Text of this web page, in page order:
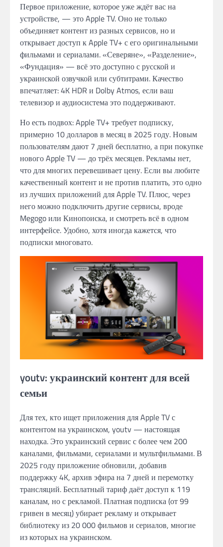
Первое приложение, которое уже ждёт вас на
устройстве, — это Apple TV. Оно не только
объединяет контент из разных сервисов, но и
открывает доступ к Apple TV+ с его оригинальными
фильмами и сериалами. «Северяне», «Разделение»,
«Фундация» — всё это доступно с русской и
украинской озвучкой или субтитрами. Качество
впечатляет: 4K HDR и Dolby Atmos, если ваш
телевизор и аудиосистема это поддерживают.
Но есть подвох: Apple TV+ требует подписку,
примерно 10 долларов в месяц в 2025 году. Новым
пользователям дают 7 дней бесплатно, а при покупке
нового Apple TV — до трёх месяцев. Рекламы нет,
что для многих перевешивает цену. Если вы любите
качественный контент и не против платить, это одно
из лучших приложений для Apple TV. Плюс, через
него можно подключить другие сервисы, вроде
Megogo или Кинопоиска, и смотреть всё в одном
интерфейсе. Удобно, хотя иногда кажется, что
подписки многовато.
youtv: украинский контент для всей
семьи
Для тех, кто ищет приложения для Apple TV с
контентом на украинском, youtv — настоящая
находка. Это украинский сервис с более чем 200
каналами, фильмами, сериалами и мультфильмами. В
2025 году приложение обновили, добавив
поддержку 4K, архив эфира на 7 дней и перемотку
трансляций. Бесплатный тариф даёт доступ к 119
каналам, но с рекламой. Платная подписка (от 99
гривен в месяц) убирает рекламу и открывает
библиотеку из 20 000 фильмов и сериалов, многие
из которых на украинском.